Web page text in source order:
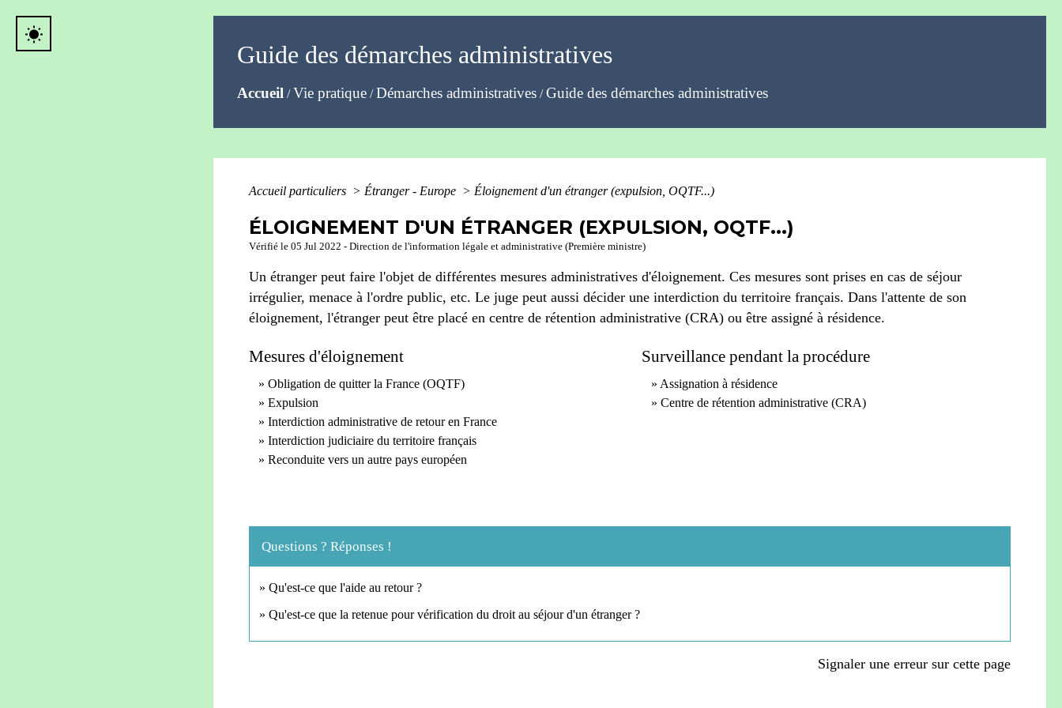
Guide des démarches administratives
Accueil /Vie pratique /Démarches administratives /Guide des démarches administratives
wb_sunny
Accueil particuliers > Étranger - Europe > Éloignement d'un étranger (expulsion, OQTF...)
ÉLOIGNEMENT D'UN ÉTRANGER (EXPULSION, OQTF...)
Vérifié le 05 Jul 2022 - Direction de l'information légale et administrative (Première ministre)
Un étranger peut faire l'objet de différentes mesures administratives d'éloignement. Ces mesures sont prises en cas de séjour
irrégulier, menace à l'ordre public, etc. Le juge peut aussi décider une interdiction du territoire français. Dans l'attente de son
éloignement, l'étranger peut être placé en centre de rétention administrative (CRA) ou être assigné à résidence.
Mesures d'éloignement
Obligation de quitter la France (OQTF)
Expulsion
Interdiction administrative de retour en France
Interdiction judiciaire du territoire français
Reconduite vers un autre pays européen
Surveillance pendant la procédure
Assignation à résidence
Centre de rétention administrative (CRA)
Questions ? Réponses !
Qu'est-ce que l'aide au retour ?
Qu'est-ce que la retenue pour vérification du droit au séjour d'un étranger ?
Signaler une erreur sur cette page